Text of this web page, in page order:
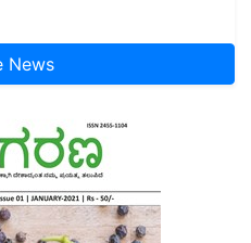
News